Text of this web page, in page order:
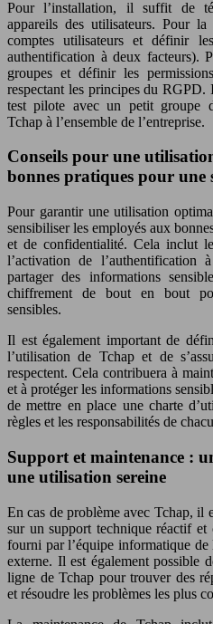
Pour l’installation, il suffit de
appareils des utilisateurs. Pour
comptes utilisateurs et définir
authentification à deux facteurs).
groupes et définir les
respectant les principes du RGPD.
test pilote avec un petit groupe
Tchap à l’ensemble de l’entreprise.
Conseils pour une
bonnes pratiques pour une
Pour garantir une utilisation
sensibiliser les employés aux
et de confidentialité. Cela inclut
l’activation de l’authentification
partager des informations
chiffrement de bout en bout
sensibles.
Il est également important de
l’utilisation de Tchap et de
respectent. Cela contribuera à
et à protéger les informations
de mettre en place une charte
règles et les responsabilités de
Support et maintenance :
une utilisation sereine
En cas de problème avec Tchap, il
sur un support technique réactif
fourni par l’équipe informatique de
externe. Il est également possible
ligne de Tchap pour trouver des
et résoudre les problèmes les plus